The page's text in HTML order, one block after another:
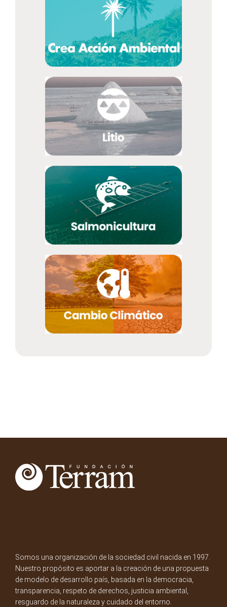
Somos una organización de la sociedad civil nacida en 1997.
Nuestro propósito es aportar a la creación de una propuesta
de modelo de desarrollo país, basada en la democracia,
transparencia, respeto de derechos, justicia ambiental,
resguardo de la naturaleza y cuidado del entorno.